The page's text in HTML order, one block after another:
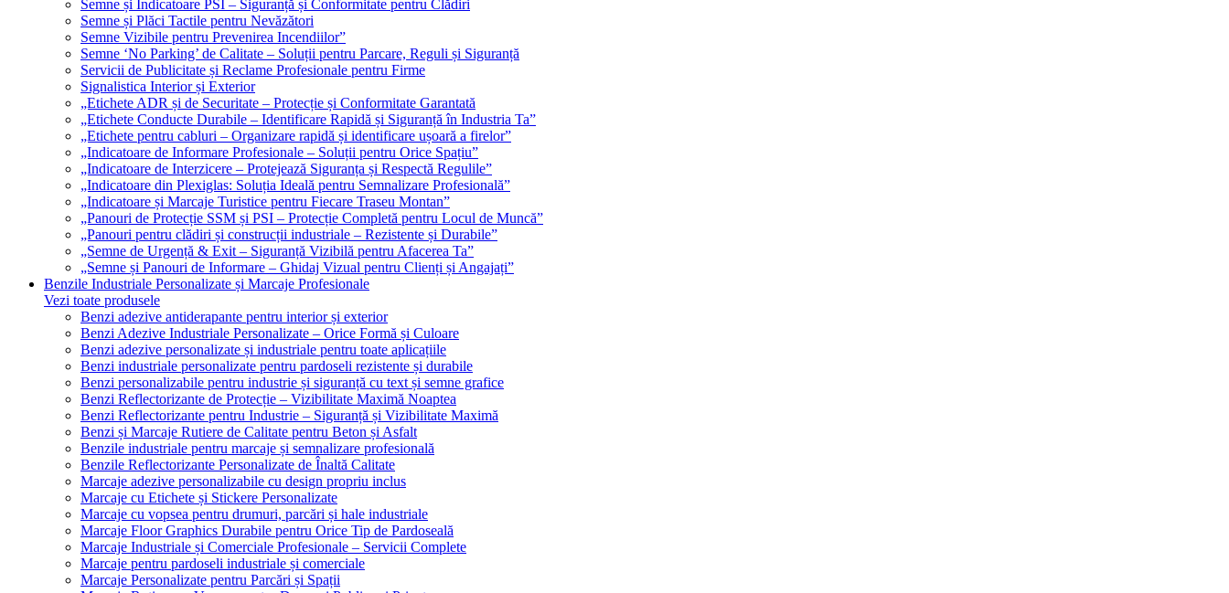
Semne și Indicatoare PSI – Siguranță și Conformitate pentru Clădiri
Semne și Plăci Tactile pentru Nevăzători
Semne Vizibile pentru Prevenirea Incendiilor”
Semne ‘No Parking’ de Calitate – Soluții pentru Parcare, Reguli și Siguranță
Servicii de Publicitate și Reclame Profesionale pentru Firme
Signalistica Interior și Exterior
„Etichete ADR și de Securitate – Protecție și Conformitate Garantată
„Etichete Conducte Durabile – Identificare Rapidă și Siguranță în Industria Ta”
„Etichete pentru cabluri – Organizare rapidă și identificare ușoară a firelor”
„Indicatoare de Informare Profesionale – Soluții pentru Orice Spațiu”
„Indicatoare de Interzicere – Protejează Siguranța și Respectă Regulile”
„Indicatoare din Plexiglas: Soluția Ideală pentru Semnalizare Profesională”
„Indicatoare și Marcaje Turistice pentru Fiecare Traseu Montan”
„Panouri de Protecție SSM și PSI – Protecție Completă pentru Locul de Muncă”
„Panouri pentru clădiri și construcții industriale – Rezistente și Durabile”
„Semne de Urgență & Exit – Siguranță Vizibilă pentru Afacerea Ta”
„Semne și Panouri de Informare – Ghidaj Vizual pentru Clienți și Angajați”
Benzile Industriale Personalizate și Marcaje Profesionale
Vezi toate produsele
Benzi adezive antiderapante pentru interior și exterior
Benzi Adezive Industriale Personalizate – Orice Formă și Culoare
Benzi adezive personalizate și industriale pentru toate aplicațiile
Benzi industriale personalizate pentru pardoseli rezistente și durabile
Benzi personalizabile pentru industrie și siguranță cu text și semne grafice
Benzi Reflectorizante de Protecție – Vizibilitate Maximă Noaptea
Benzi Reflectorizante pentru Industrie – Siguranță și Vizibilitate Maximă
Benzi și Marcaje Rutiere de Calitate pentru Beton și Asfalt
Benzile industriale pentru marcaje și semnalizare profesională
Benzile Reflectorizante Personalizate de Înaltă Calitate
Marcaje adezive personalizabile cu design propriu inclus
Marcaje cu Etichete și Stickere Personalizate
Marcaje cu vopsea pentru drumuri, parcări și hale industriale
Marcaje Floor Graphics Durabile pentru Orice Tip de Pardoseală
Marcaje Industriale și Comerciale Profesionale – Servicii Complete
Marcaje pentru pardoseli industriale și comerciale
Marcaje Personalizate pentru Parcări și Spații